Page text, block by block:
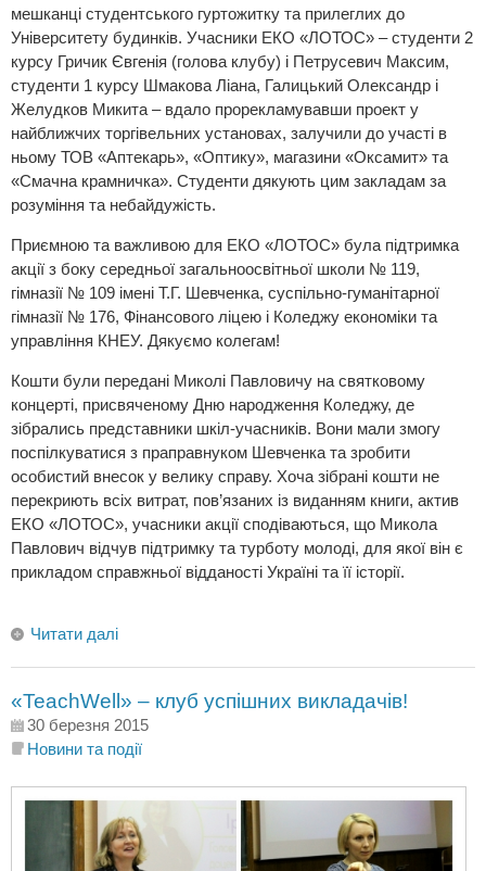
мешканці студентського гуртожитку та прилеглих до
Університету будинків. Учасники ЕКО «ЛОТОС» – студенти 2
курсу Гричик Євгенія (голова клубу) і Петрусевич Максим,
студенти 1 курсу Шмакова Ліана, Галицький Олександр і
Желудков Микита – вдало прорекламувавши проект у
найближчих торгівельних установах, залучили до участі в
ньому ТОВ «Аптекарь», «Оптику», магазини «Оксамит» та
«Смачна крамничка». Студенти дякують цим закладам за
розуміння та небайдужість.
Приємною та важливою для ЕКО «ЛОТОС» була підтримка
акції з боку середньої загальноосвітньої школи № 119,
гімназії № 109 імені Т.Г. Шевченка, суспільно-гуманітарної
гімназії № 176, Фінансового ліцею і Коледжу економіки та
управління КНЕУ. Дякуємо колегам!
Кошти були передані Миколі Павловичу на святковому
концерті, присвяченому Дню народження Коледжу, де
зібрались представники шкіл-учасників. Вони мали змогу
поспілкуватися з праправнуком Шевченка та зробити
особистий внесок у велику справу. Хоча зібрані кошти не
перекриють всіх витрат, пов’язаних із виданням книги, актив
ЕКО «ЛОТОС», учасники акції сподіваються, що Микола
Павлович відчув підтримку та турботу молоді, для якої він є
прикладом справжньої відданості Україні та її історії.
Читати далі
«TeachWell» – клуб успішних викладачів!
30 березня 2015
Новини та події